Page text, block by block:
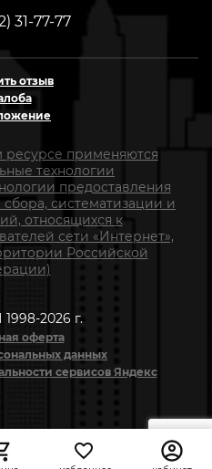
31-77-77
отзыв
применяются
технологии
предоставления
систематизации и
относящихся к
сети «Интернет»,
Российской
2026 г.
оферта
данных
сервисов Яндекс